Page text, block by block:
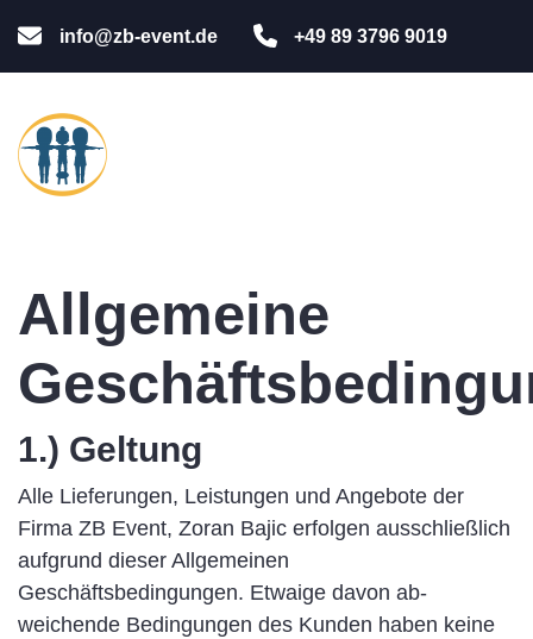
info@zb-event.de +49 89 3796 9019
Allgemeine
1.) Geltung
Alle Lieferungen, Leistungen und Angebote der
Firma ZB Event, Zoran Bajic erfolgen ausschließlich
aufgrund dieser Allgemeinen
Geschäftsbedingungen. Etwaige davon ab-
weichende Bedingungen des Kunden haben keine